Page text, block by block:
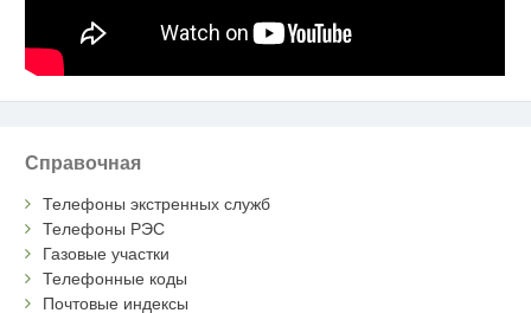
Справочная
Телефоны экстренных служб
Телефоны РЭС
Газовые участки
Телефонные коды
Почтовые индексы